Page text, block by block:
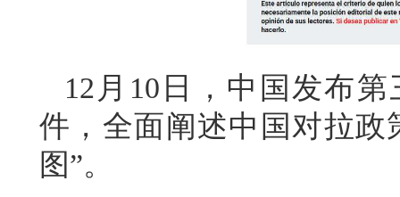
12月10日，中国发布
件，全面阐述中国对拉政
图”。